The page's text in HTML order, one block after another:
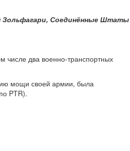
Зольфагари, Соединённые Штаты
числе два военно-транспортных
мощи своей армии, была
PTR).